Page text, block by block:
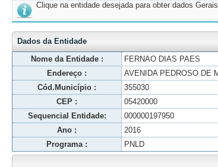
Clique na entidade desejada para obter dados
Dados da Entidade
Nome da Entidade :
FERNAO DIAS PAES
Endereço :
AVENIDA PEDROSO DE
Cód.Município :
355030
CEP :
05420000
Sequencial Entidade:
000000197950
Ano :
2016
Programa :
PNLD